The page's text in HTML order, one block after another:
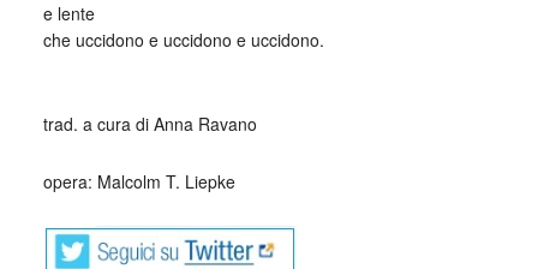
e lente
che uccidono e uccidono e uccidono.
trad. a cura di Anna Ravano
opera: Malcolm T. Liepke